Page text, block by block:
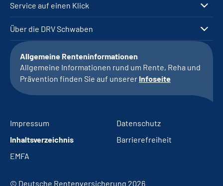
Service auf einen Klick
Über die DRV Schwaben
Allgemeine Renteninformationen
Allgemeine Informationen rund um Rente, Reha und
Prävention finden Sie auf unserer Infoseite
Impressum
Datenschutz
Inhaltsverzeichnis
Barrierefreiheit
EMFA
© Deutsche Rentenversicherung 2026